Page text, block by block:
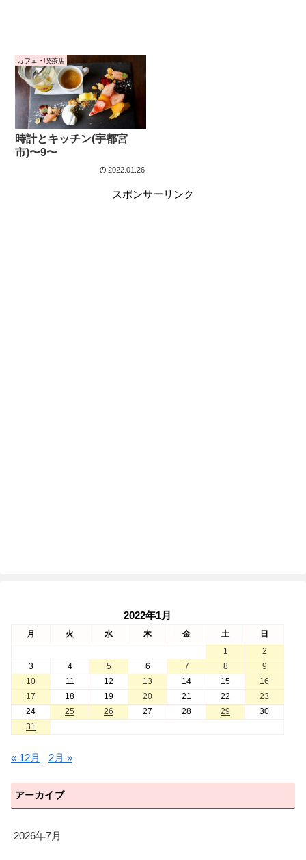
カフェ・喫茶店
時計とキッチン(宇都宮
市)〜9〜
2022.01.26
スポンサーリンク
2022年1月
月 火 水 木 金 土
日
1
2
3
4 5 6 7 8
9
10
11 12 13 14 15
16
17
18 19 20 21 22
23
24
25 26 27 28 29
30
31
« 12月 2月 »
アーカイブ
2026年7月